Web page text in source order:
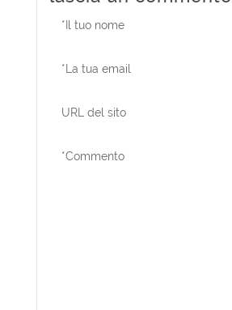
*Il tuo nome
*La tua email
URL del sito
*Commento